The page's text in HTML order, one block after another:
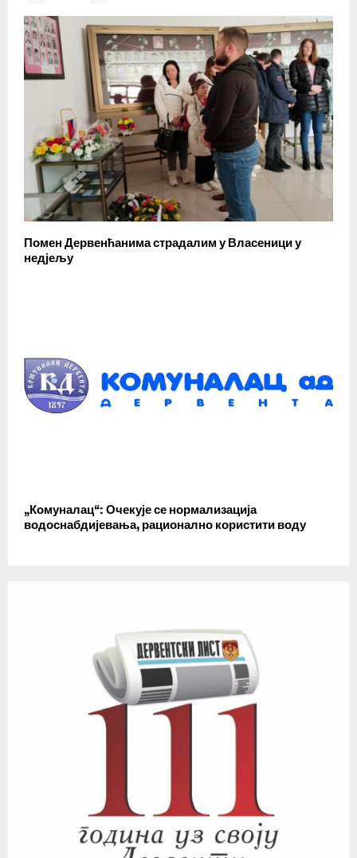
Помен Дервенћанима страдалим у Власеници у
недјељу
„Комуналац“: Очекује се нормализација
водоснабдијевања, рационално користити воду